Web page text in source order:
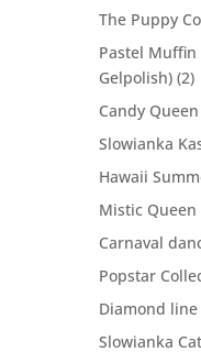
The Puppy
Pastel Muffin
Gelpolish) (2)
Candy
Slowianka
Hawaii
Mistic
Carnaval
Popstar
Diamond
Slowianka